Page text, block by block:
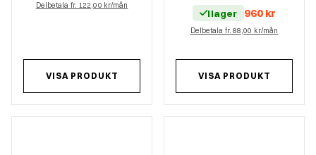
Delbetala fr. 122,00 kr/mån
VISA PRODUKT
I lager 960 kr
Delbetala fr. 88,00 kr/mån
VISA PRODUKT